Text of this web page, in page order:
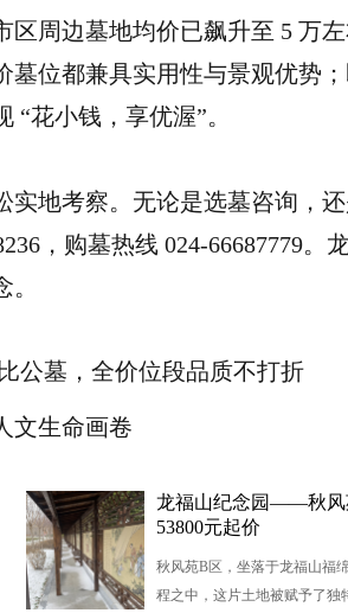
周边墓地均价已飙升至 5 万
墓位都兼具实用性与景观优势
花小钱，享优渥”。
地考察。无论是选墓咨询，
，购墓热线 024-66687779。
公墓，全价位段品质不打折
文生命画卷
龙福山纪念园——秋风
53800元起价
秋风苑B区，坐落于龙福山福
程之中，这片土地被赋予了独